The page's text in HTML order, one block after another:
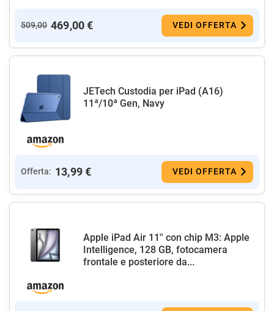
509,00 469,00 € VEDI OFFERTA
JETech Custodia per iPad (A16)
11ª/10ª Gen, Navy
Offerta: 13,99 € VEDI OFFERTA
Apple iPad Air 11'' con chip M3: Apple
Intelligence, 128 GB, fotocamera
frontale e posteriore da...